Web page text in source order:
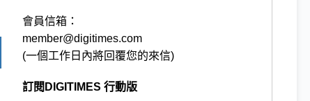
會員信箱：
member@digitimes.com
(一個工作日內將回覆您的來信)
訂閱DIGITIMES 行動版